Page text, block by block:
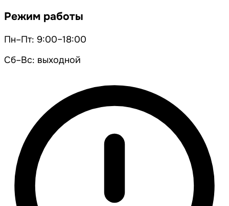
Режим работы
Пн–Пт: 9:00–18:00
Сб–Вс: выходной